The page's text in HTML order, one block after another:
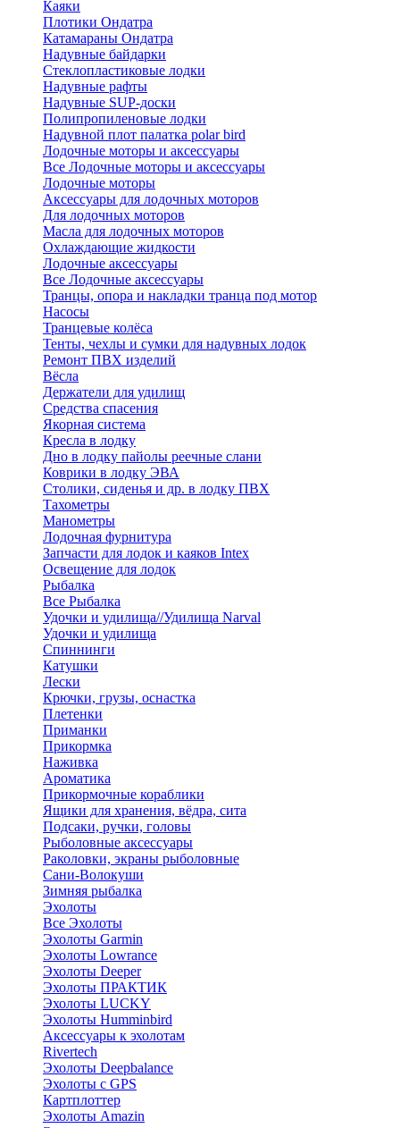
Каяки
Плотики Ондатра
Катамараны Ондатра
Надувные байдарки
Стеклопластиковые лодки
Надувные рафты
Надувные SUP-доски
Полипропиленовые лодки
Надувной плот палатка polar bird
Лодочные моторы и аксессуары
Все Лодочные моторы и аксессуары
Лодочные моторы
Аксессуары для лодочных моторов
Для лодочных моторов
Масла для лодочных моторов
Охлаждающие жидкости
Лодочные аксессуары
Все Лодочные аксессуары
Транцы, опора и накладки транца под мотор
Насосы
Транцевые колёса
Тенты, чехлы и сумки для надувных лодок
Ремонт ПВХ изделий
Вёсла
Держатели для удилищ
Средства спасения
Якорная система
Кресла в лодку
Дно в лодку пайолы реечные слани
Коврики в лодку ЭВА
Столики, сиденья и др. в лодку ПВХ
Тахометры
Манометры
Лодочная фурнитура
Запчасти для лодок и каяков Intex
Освещение для лодок
Рыбалка
Все Рыбалка
Удочки и удилища//Удилища Narval
Удочки и удилища
Спиннинги
Катушки
Лески
Крючки, грузы, оснастка
Плетенки
Приманки
Прикормка
Наживка
Ароматика
Прикормочные кораблики
Ящики для хранения, вёдра, сита
Подсаки, ручки, головы
Рыболовные аксессуары
Раколовки, экраны рыболовные
Сани-Волокуши
Зимняя рыбалка
Эхолоты
Все Эхолоты
Эхолоты Garmin
Эхолоты Lowrance
Эхолоты Deeper
Эхолоты ПРАКТИК
Эхолоты LUCKY
Эхолоты Humminbird
Аксессуары к эхолотам
Rivertech
Эхолоты Deepbalance
Эхолоты с GPS
Картплоттер
Эхолоты Amazin